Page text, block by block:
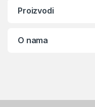
Proizvodi
O nama